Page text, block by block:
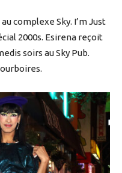
complexe Sky. I’m Just
2000s. Esirena reçoit
soirs au Sky Pub.